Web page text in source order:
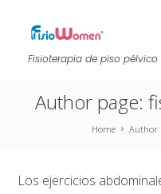
Fisioterapia de piso
Author page:
Home Author
Los ejercicios